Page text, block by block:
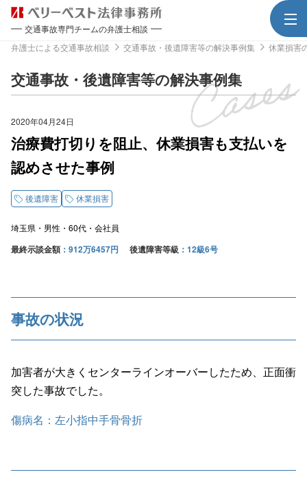
交通事故専門チームの弁護士相談
弁護士による交通事故相談
交通事故・後遺障害等の解決事例集 休業損害
交通事故・後遺障害等の解決事例集
2020年04月24日
治療費打切りを阻止、休業損害も支払いを
認めさせた事例
後遺障害 休業損害
埼玉県 男性 60代 会社員
最終示談金額 912万6457円 後遺障害等級 12級6号
事故の状況
加害者が大きくセンターラインオーバーしたため、正面衝
突した事故でした。
傷病名：左小指中手骨骨折